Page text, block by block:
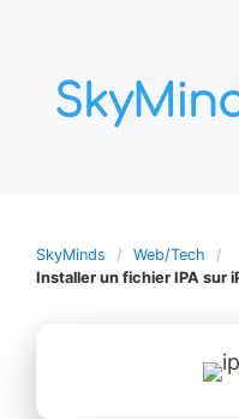
contenu
SkyMinds
Web/Tech
Installer un fichier IPA sur